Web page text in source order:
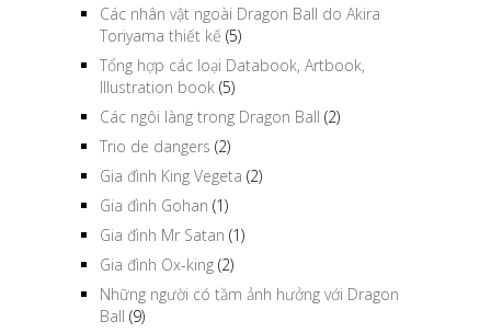
Các nhân vật ngoài Dragon Ball do Akira
Toriyama thiết kế (5)
Tổng hợp các loại Databook, Artbook,
Illustration book (5)
Các ngôi làng trong Dragon Ball (2)
Trio de dangers (2)
Gia đình King Vegeta (2)
Gia đình Gohan (1)
Gia đình Mr Satan (1)
Gia đình Ox-king (2)
Những người có tầm ảnh hưởng với Dragon
Ball (9)